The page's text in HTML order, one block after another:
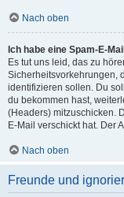
Nach oben
Ich habe eine Spam-E-
Es tut uns leid, das zu
Sicherheitsvorkehrungen,
identifizieren sollen. Du
du bekommen hast,
(Headers) mitzuschicken.
E-Mail verschickt hat. Der
Nach oben
Freunde und